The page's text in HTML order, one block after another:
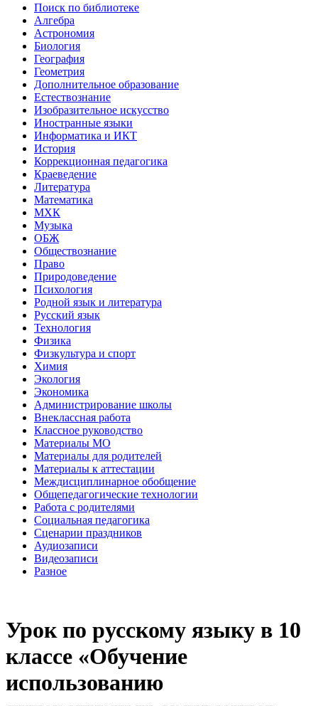
Поиск по библиотеке
Алгебра
Астрономия
Биология
География
Геометрия
Дополнительное образование
Естествознание
Изобразительное искусство
Иностранные языки
Информатика и ИКТ
История
Коррекционная педагогика
Краеведение
Литература
Математика
МХК
Музыка
ОБЖ
Обществознание
Право
Природоведение
Психология
Родной язык и литература
Русский язык
Технология
Физика
Физкультура и спорт
Химия
Экология
Экономика
Администрирование школы
Внеклассная работа
Классное руководство
Материалы МО
Материалы для родителей
Материалы к аттестации
Междисциплинарное обобщение
Общепедагогические технологии
Работа с родителями
Социальная педагогика
Сценарии праздников
Аудиозаписи
Видеозаписи
Разное
Урок по русскому языку в 10
классе «Обучение
использованию